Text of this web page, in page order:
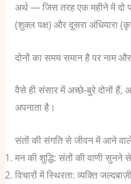
अर्थ —जिस तरह एक महीने में दो
(शुक्ल पक्ष) और दूसरा अंधियारा
दोनों का समय समान है पर नाम
वैसे ही संसार में अच्छे-बुरे दोनों हैं,
अपनाता है।
संतों की संगति से जीवन में आने वाले
मन की शुद्धि: संतों की वाणी सुनने
विचारों में स्थिरता: व्यक्ति